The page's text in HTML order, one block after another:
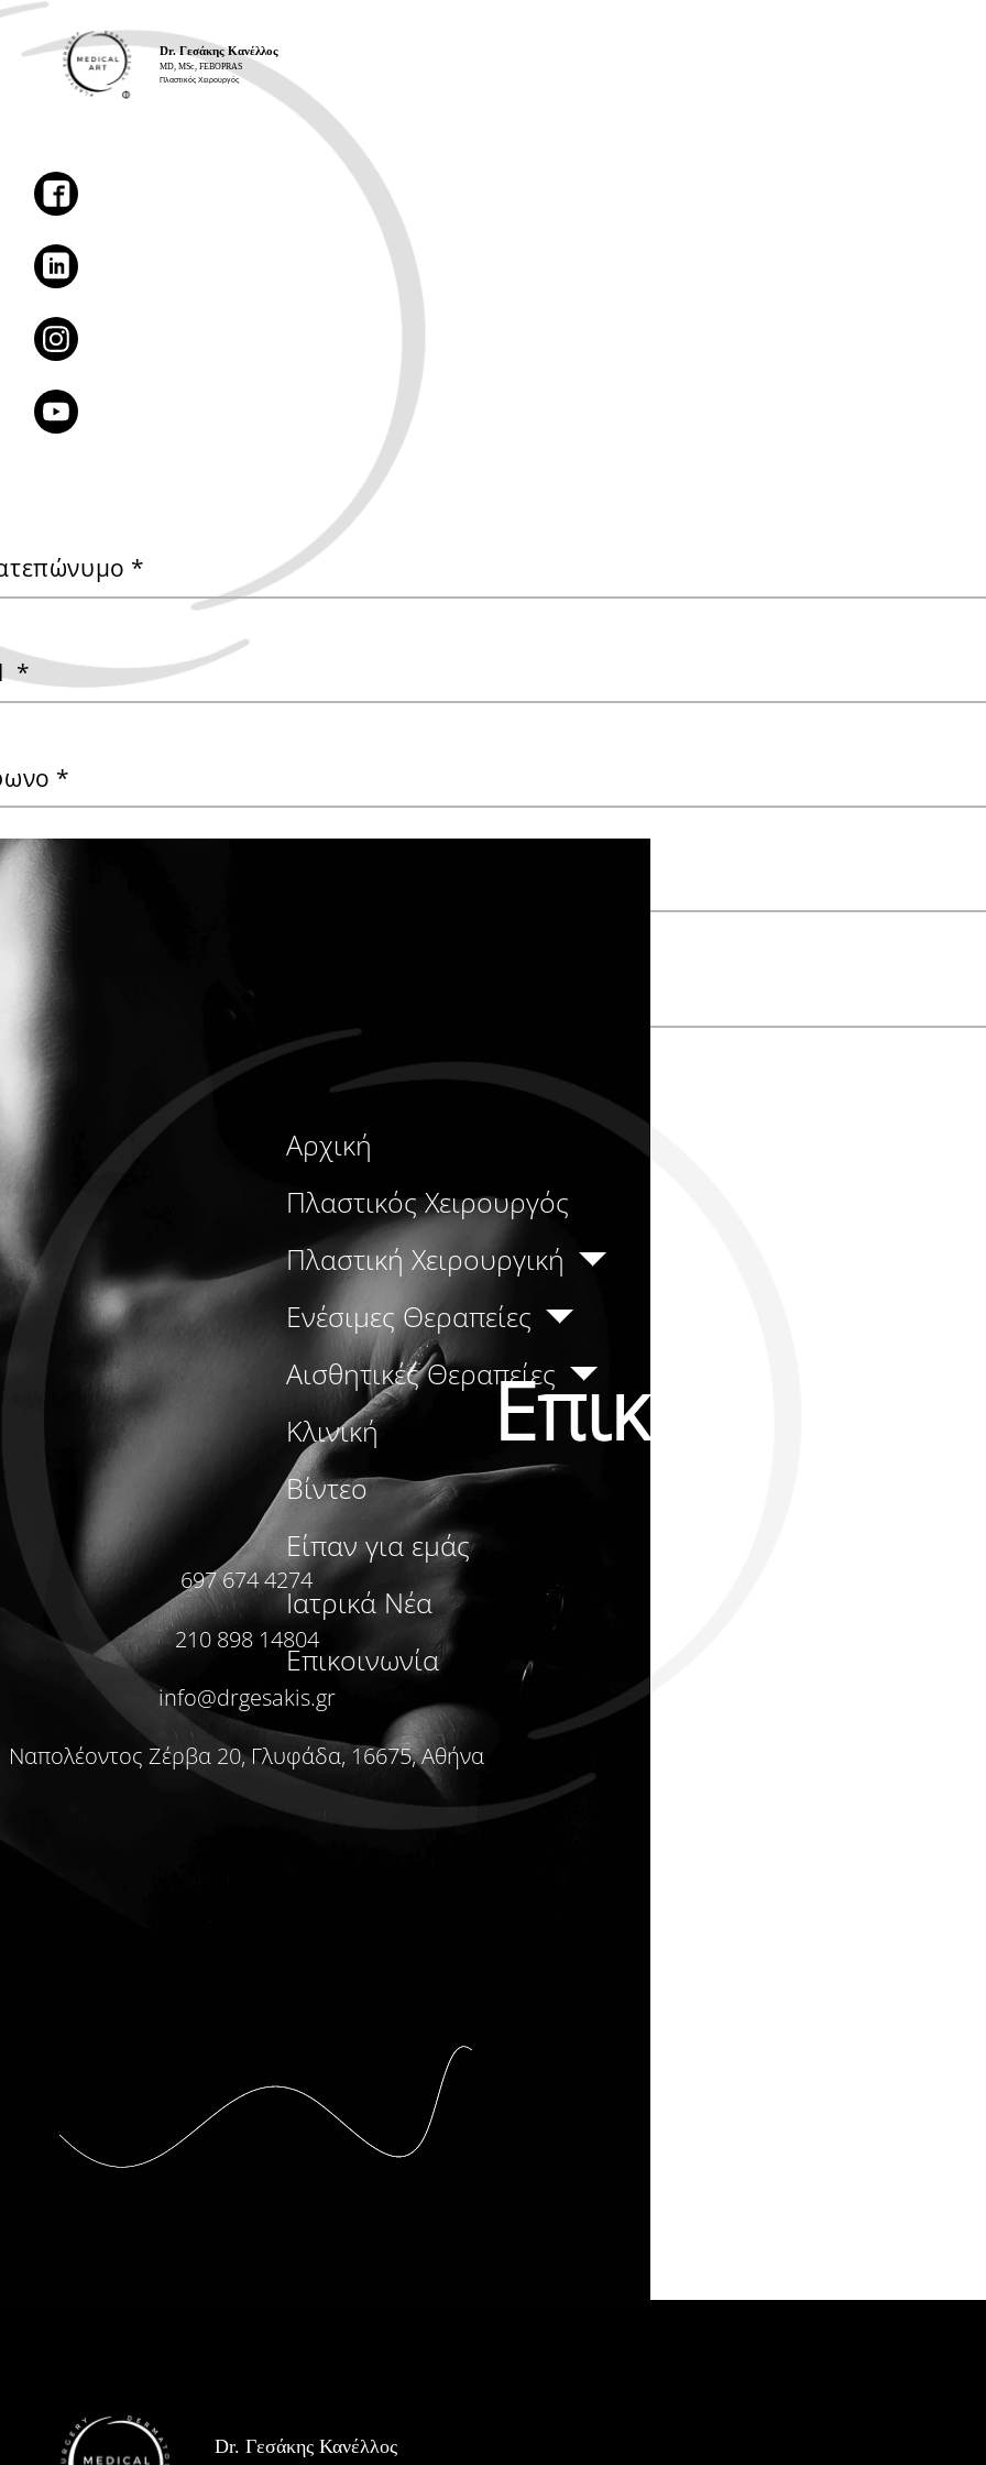
Αρχική
Πλαστικός Χειρουργός
Πλαστική Χειρουργική
Ενέσιμες Θεραπείες
Αισθητικές Θεραπείες
Κλινική
Βίντεο
Είπαν για εμάς
Ιατρικά Νέα
Επικοινωνία
Επιλέξτε τη γλώσσα σας
Επικοινωνία
697 674 4274
210 898 14804
info@drgesakis.gr
Ναπολέοντος Ζέρβα 20, Γλυφάδα, 16675, Αθήνα